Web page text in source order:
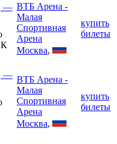
— ВТБ Арена -
Малая
Спортивная
Арена
Москва,
купить
билеты
— ВТБ Арена -
Малая
Спортивная
Арена
Москва,
купить
билеты